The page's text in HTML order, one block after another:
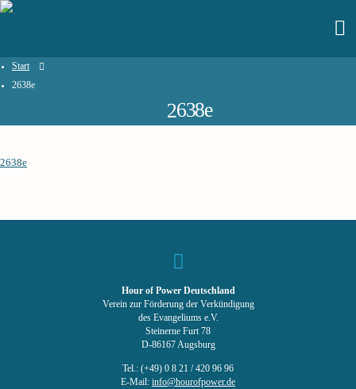
Start
2638e
2638e
2638e
Hour of Power Deutschland
Verein zur Förderung der Verkündigung
des Evangeliums e.V.
Steinerne Furt 78
D-86167 Augsburg
Tel.: (+49) 0 8 21 / 420 96 96
E-Mail: info@hourofpower.de